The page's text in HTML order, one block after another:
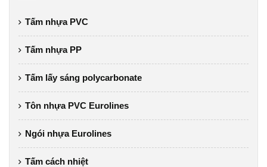
Tấm nhựa PVC
Tấm nhựa PP
Tấm lấy sáng polycarbonate
Tôn nhựa PVC Eurolines
Ngói nhựa Eurolines
Tấm cách nhiệt